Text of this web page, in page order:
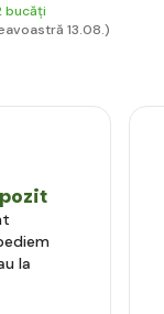
bucăți
13.08.)
la